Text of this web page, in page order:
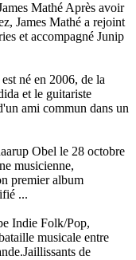
Mathé Après avoir
James Mathé a rejoint
et accompagné Junip
né en 2006, de la
et le guitariste
ami commun dans un
Obel le 28 octobre
musicienne,
premier album
...
Indie Folk/Pop,
musicale entre
de